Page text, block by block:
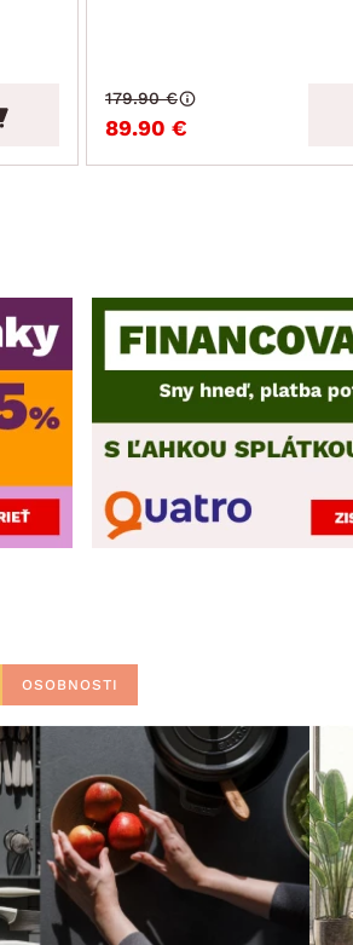
89.90 €
179.90 €
OSOBNOSTI